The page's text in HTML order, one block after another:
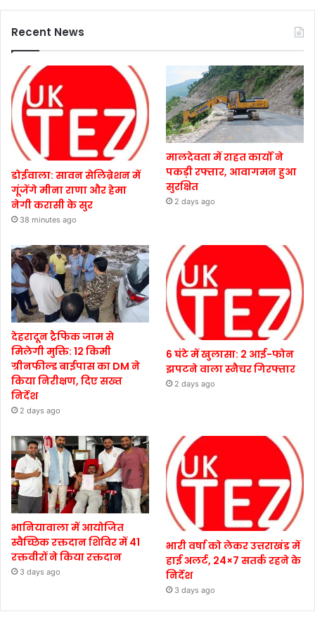
Recent News
डोईवाला: सावन सेलिब्रेशन में
गूंजेंगे मीना राणा और हेमा
नेगी करासी के सुर
38 minutes ago
मालदेवता में राहत कार्यों ने
पकड़ी रफ्तार, आवागमन हुआ
सुरक्षित
2 days ago
देहरादून ट्रैफिक जाम से
मिलेगी मुक्ति: 12 किमी
ग्रीनफील्ड बाईपास का DM ने
किया निरीक्षण, दिए सख्त
निर्देश
2 days ago
6 घंटे में खुलासा: 2 आई-फोन
झपटने वाला स्नैचर गिरफ्तार
2 days ago
भानियावाला में आयोजित
स्वैच्छिक रक्तदान शिविर में 41
रक्तवीरों ने किया रक्तदान
3 days ago
भारी वर्षा को लेकर उत्तराखंड में
हाई अलर्ट, 24×7 सतर्क रहने के
निर्देश
3 days ago